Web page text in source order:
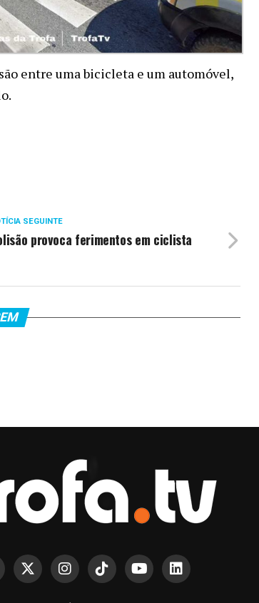
entre uma bicicleta e um automóvel,
SEGUINTE
provoca ferimentos em ciclista